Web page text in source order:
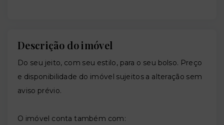
Descrição do imóvel
Do seu jeito, com seu estilo, para o seu bolso. Preço
e disponibilidade do imóvel sujeitos a alteração sem
aviso prévio.
O imóvel conta também com: